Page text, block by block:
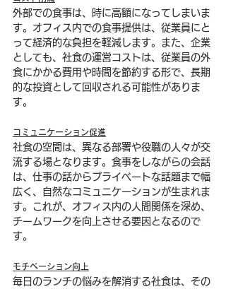
外部での食事は、時に高額になってしまいま
す。オフィス内での食事提供は、従業員にと
って経済的な負担を軽減します。また、企業
としても、社食の運営コストは、従業員の外
食にかかる費用や時間を節約する形で、長期
的な投資として回収される可能性がありま
す。
コミュニケーション促進
社食の空間は、異なる部署や役職の人々が交
流する場となります。食事をしながらの会話
は、仕事の話からプライベートな話題まで幅
広く、自然なコミュニケーションが生まれま
す。これが、オフィス内の人間関係を深め、
チームワークを向上させる要因となるので
す。
モチベーション向上
毎日のランチの悩みを解消する社食は、その